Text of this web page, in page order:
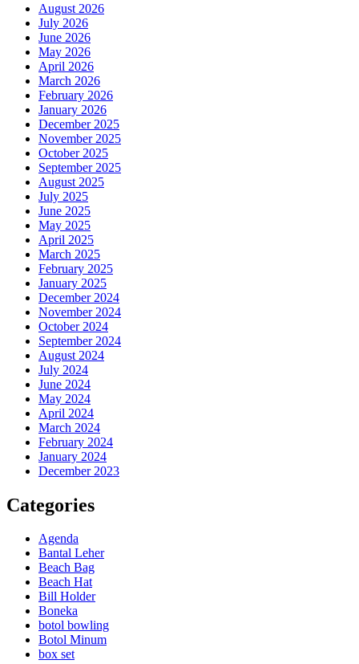
August 2026
July 2026
June 2026
May 2026
April 2026
March 2026
February 2026
January 2026
December 2025
November 2025
October 2025
September 2025
August 2025
July 2025
June 2025
May 2025
April 2025
March 2025
February 2025
January 2025
December 2024
November 2024
October 2024
September 2024
August 2024
July 2024
June 2024
May 2024
April 2024
March 2024
February 2024
January 2024
December 2023
Categories
Agenda
Bantal Leher
Beach Bag
Beach Hat
Bill Holder
Boneka
botol bowling
Botol Minum
box set